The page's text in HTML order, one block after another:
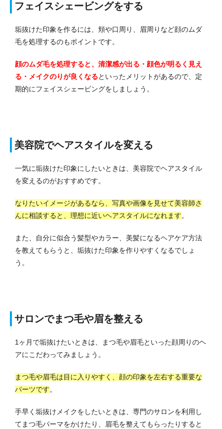
フェイスシェービングをする
垢抜けた印象を作るには、頬や口周り、眉周りなど顔のムダ
毛を処理するのもポイントです。
顔のムダ毛を処理すると、清潔感が出る・顔色が明るく見え
る・メイクのりが良くなるといったメリットがあるので、定
期的にフェイスシェービングをしましょう。
美容院でヘアスタイルを変える
一気に垢抜けた印象にしたいときは、美容院でヘアスタイル
を変えるのがおすすめです。
なりたいイメージがあるなら、写真や画像を見せて美容師さ
んに相談すると、理想に近いヘアスタイルになれます。
また、自分に似合う髪型やカラー、美髪になるヘアケア方法
を教えてもらうと、垢抜けた印象を作りやすくなるでしょ
う。
サロンでまつ毛や眉を整える
1ヶ月で垢抜けたいときは、まつ毛や眉毛といった顔周りのヘ
アにこだわってみましょう。
まつ毛や眉毛は目に入りやすく、顔の印象を左右する重要な
パーツです。
手早く垢抜けメイクをしたいときは、専門のサロンを利用し
てまつ毛パーマをかけたり、眉毛を整えてもらったりすると